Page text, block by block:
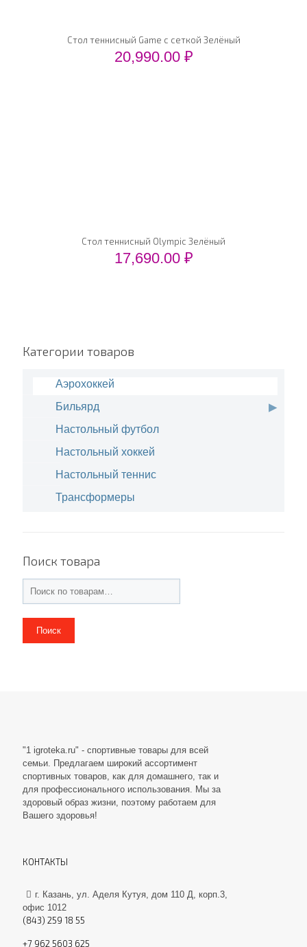
Стол теннисный Game с сеткой Зелёный
20,990.00 ₽
Стол теннисный Olympic Зелёный
17,690.00 ₽
Категории товаров
Аэрохоккей
Бильярд
Настольный футбол
Настольный хоккей
Настольный теннис
Трансформеры
Поиск товара
Поиск
"1 igroteka.ru" - спортивные товары для всей
семьи. Предлагаем широкий ассортимент
спортивных товаров, как для домашнего, так и
для профессионального использования. Мы за
здоровый образ жизни, поэтому работаем для
Вашего здоровья!
КОНТАКТЫ
г. Казань, ул. Аделя Кутуя, дом 110 Д, корп.3,
офис 1012
(843) 259 18 55
+7 962 5603 625